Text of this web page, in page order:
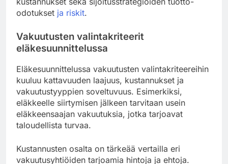
odotukset ja riskit.
Vakuutusten valintakriteerit
eläkesuunnittelussa
Eläkesuunnittelussa vakuutusten valintakriteereihin
kuuluu kattavuuden laajuus, kustannukset ja
vakuutustyyppien soveltuvuus. Esimerkiksi,
eläkkeelle siirtymisen jälkeen tarvitaan usein
eläkkeensaajan vakuutuksia, jotka tarjoavat
taloudellista turvaa.
Kustannusten osalta on tärkeää vertailla eri
vakuutusyhtiöiden tarjoamia hintoja ja ehtoja.